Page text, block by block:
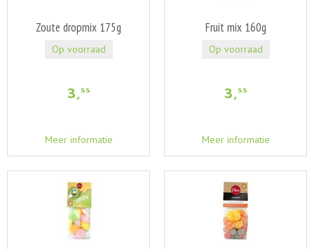
Zoute dropmix 175g
3,55
Meer informatie
Op voorraad
Fruit mix 160g
3,55
Meer informatie
Op voorraad